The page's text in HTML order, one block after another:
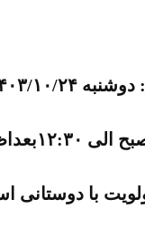
: دوشنبه ۱۴۰۳/۱۰/۲۴